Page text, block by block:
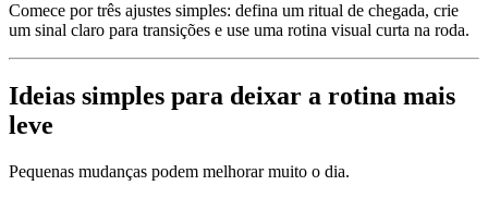
Comece por três ajustes simples: defina um ritual de chegada, crie
um sinal claro para transições e use uma rotina visual curta na roda.
Ideias simples para deixar a rotina mais
leve
Pequenas mudanças podem melhorar muito o dia.